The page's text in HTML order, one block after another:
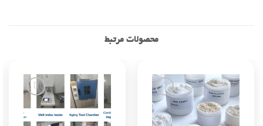
محصولات مرتبط
Add to
wishlist
Add to
wishlist